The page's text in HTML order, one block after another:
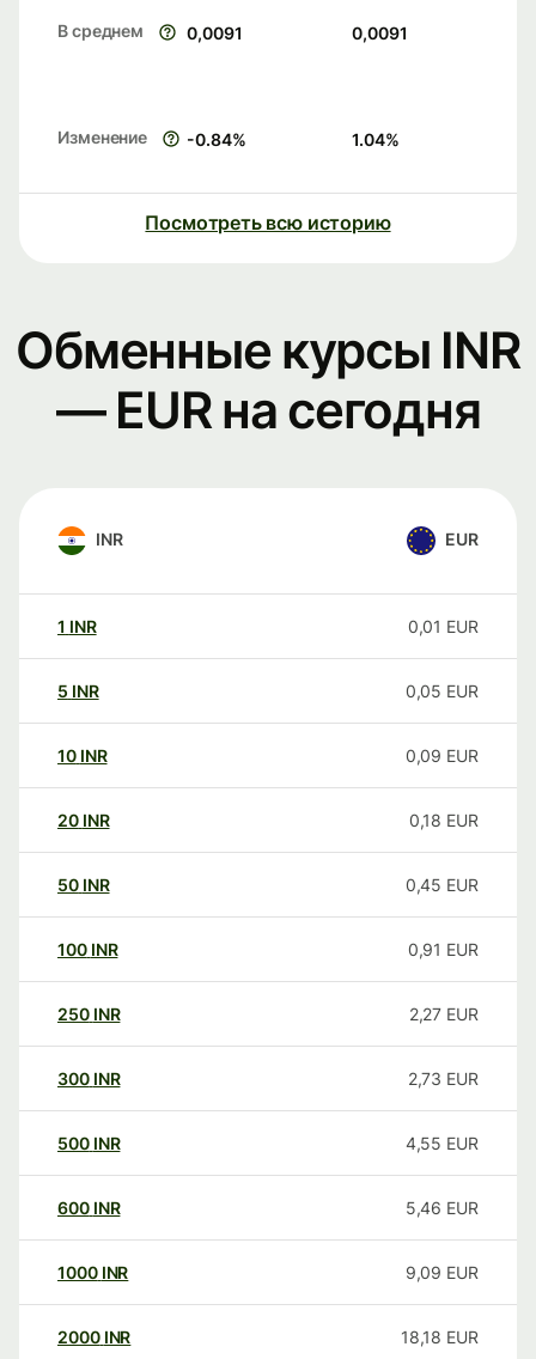
В среднем 0,0091 0,0091
Изменение -0.84% 1.04%
Посмотреть всю историю
Обменные курсы INR
— EUR на сегодня
INR EUR
1 INR 0,01 EUR
5 INR 0,05 EUR
10 INR 0,09 EUR
20 INR 0,18 EUR
50 INR 0,45 EUR
100 INR 0,91 EUR
250 INR 2,27 EUR
300 INR 2,73 EUR
500 INR 4,55 EUR
600 INR 5,46 EUR
1000 INR 9,09 EUR
2000 INR 18,18 EUR